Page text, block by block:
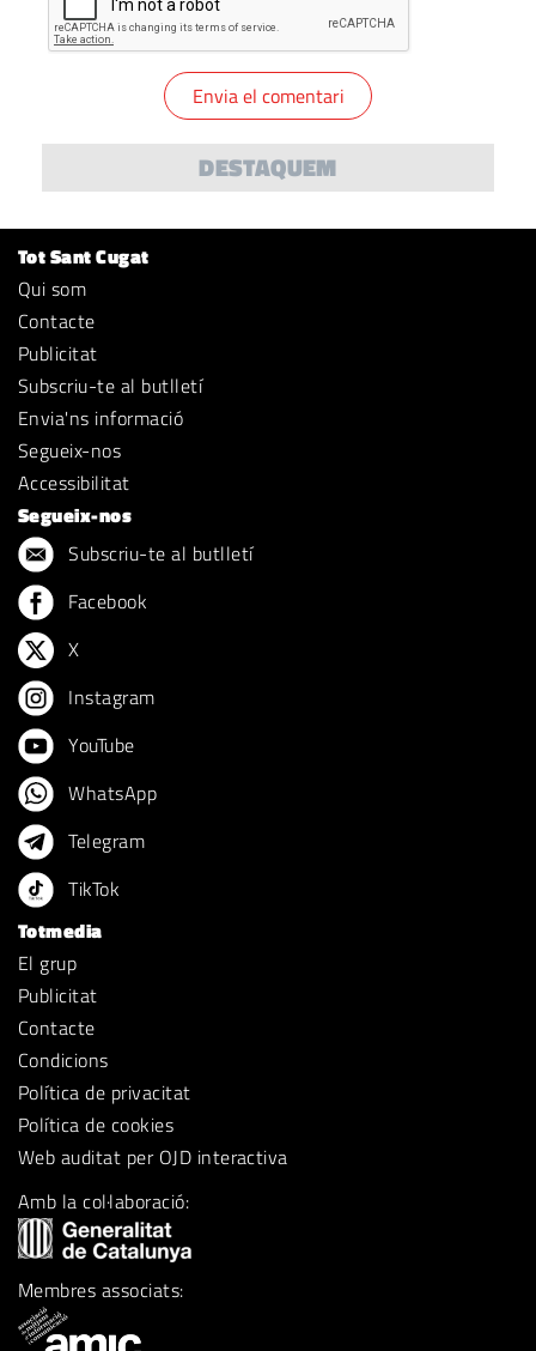
DESTAQUEM
Tot Sant Cugat
Qui som
Contacte
Publicitat
Subscriu-te al butlletí
Envia'ns informació
Segueix-nos
Accessibilitat
Segueix-nos
Subscriu-te al butlletí
Facebook
X
Instagram
YouTube
WhatsApp
Telegram
TikTok
Totmedia
El grup
Publicitat
Contacte
Condicions
Política de privacitat
Política de cookies
Web auditat per OJD interactiva
Amb la col·laboració:
Membres associats: